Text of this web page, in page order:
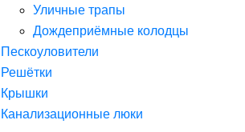
Уличные трапы
Дождеприёмные колодцы
Пескоуловители
Решётки
Крышки
Канализационные люки